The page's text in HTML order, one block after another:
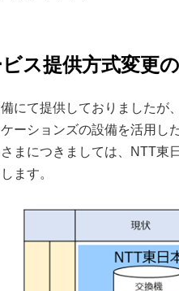
ビス提供方式変更
にて提供しておりましたが
ーションズの設備を活用し
まにつきましては、NTT東
ます。